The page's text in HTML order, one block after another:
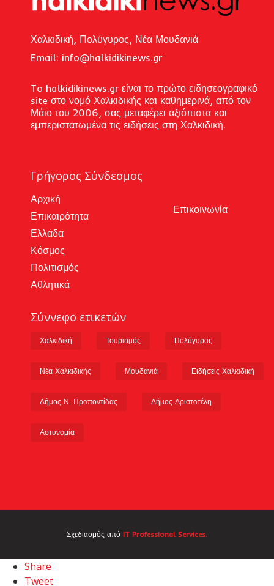
Χαλκιδική, Πολύγυρος, Νέα Μουδανιά
Email: info@halkidikinews.gr
To halkidikinews.gr είναι το πρώτο ειδησεογραφικό
site στο νομό Χαλκιδικής και καθημερινά, από τον
Μάιο του 2006, σας μεταφέρει αξιόπιστα και
εμπεριστατωμένα τις ειδήσεις στη Χαλκιδική.
Γρήγορος Σύνδεσμος
Αρχική
Επικαιρότητα
Ελλάδα
Κόσμος
Πολιτισμός
Αθλητικά
Επικοινωνία
Σύννεφο ετικετών
Χαλκιδική Τουρισμός Πολύγυρος
Νέα Χαλκιδικής Μουδανιά Ειδήσεις Χαλκιδική
Δήμος Ν. Προποντίδας Δήμος Αριστοτέλη
Αστυνομία
Σχεδιασμός από IT Professional Services.
Share
Tweet